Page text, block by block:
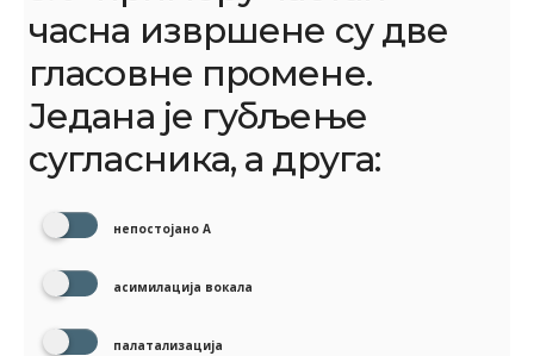
часна извршене су две
гласовне промене.
Једана је губљење
сугласника, а друга:
непостојано А
асимилација вокала
палатализација